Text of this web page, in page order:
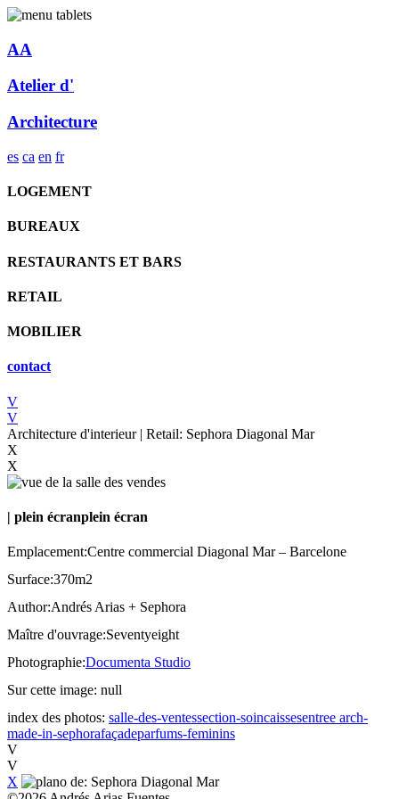
AA
Atelier d'
Architecture
es ca en fr
LOGEMENT
BUREAUX
RESTAURANTS ET BARS
RETAIL
MOBILIER
contact
V
V
Architecture d'interieur | Retail: Sephora Diagonal Mar
X
X
| plein écranplein écran
Emplacement:Centre commercial Diagonal Mar – Barcelone
Surface:370m2
Author:Andrés Arias + Sephora
Maître d'ouvrage:Seventyeight
Photographie:Documenta Studio
Sur cette image: null
index des photos: salle-des-ventessection-soincaissesentree arch-
made-in-sephorafaçadeparfums-feminins
V
V
X